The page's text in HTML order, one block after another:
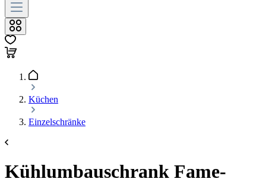
Küchen
Einzelschränke
Kühlumbauschrank Fame-